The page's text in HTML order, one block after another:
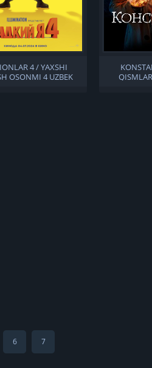
4 / YAXSHI
OSONMI 4 UZBEK
6 7